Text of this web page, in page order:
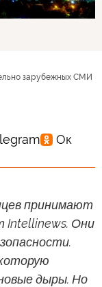
зарубежных СМИ
принимают
Intellinews. Они
дыры. Но